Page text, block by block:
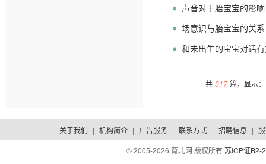
声音对于胎宝宝的影响
场意识与胎宝宝的关系
和未出生的宝宝对话
共 317 篇，显示
关于我们 | 机构简介 | 广告服务 | 联系方式 | 招聘信息 |
© 2005-2026 育儿网 版权所有苏ICP证B2-